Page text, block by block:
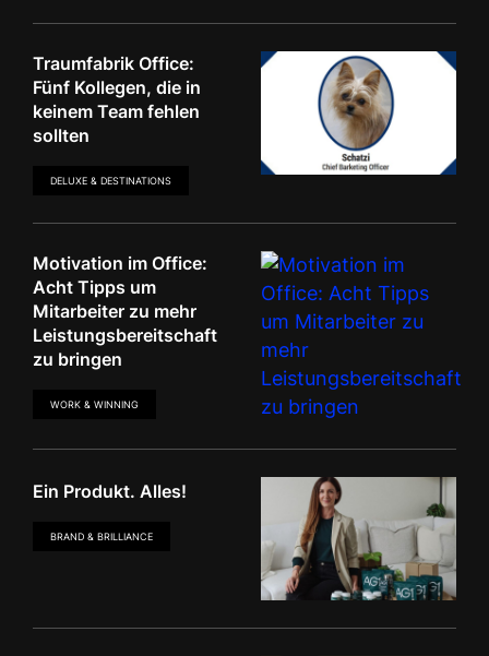
Traumfabrik Office:
Fünf Kollegen, die in
keinem Team fehlen
sollten
DELUXE & DESTINATIONS
Motivation im Office:
Acht Tipps um
Mitarbeiter zu mehr
Leistungsbereitschaft
zu bringen
WORK & WINNING
Ein Produkt. Alles!
BRAND & BRILLIANCE